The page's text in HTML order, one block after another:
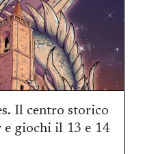
Il centro storico
giochi il 13 e 14